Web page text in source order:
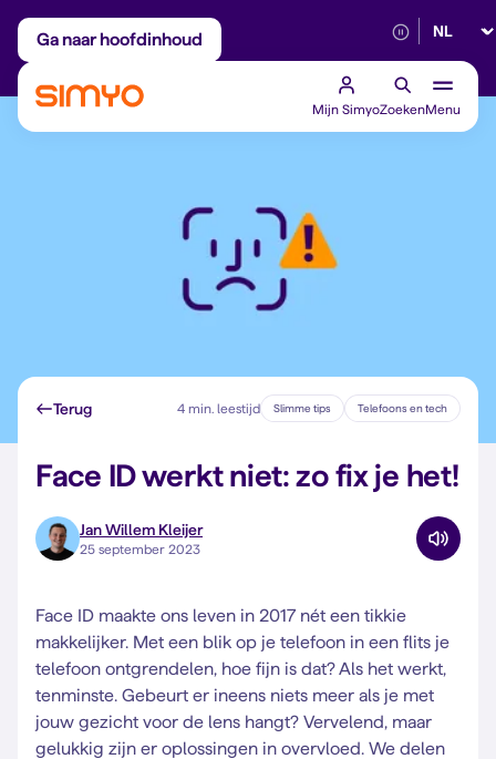
Ga naar hoofdinhoud
Maandelijks aanpasbaar Betrouwbaar
Mijn SimyoZoekenMenu
Terug 4 min. leestijd Slimme tips Telefoons en tech
Face ID werkt niet: zo fix je het!
Jan Willem Kleijer
25 september 2023
Face ID maakte ons leven in 2017 nét een tikkie
makkelijker. Met een blik op je telefoon in een flits je
telefoon ontgrendelen, hoe fijn is dat? Als het werkt,
tenminste. Gebeurt er ineens niets meer als je met
jouw gezicht voor de lens hangt? Vervelend, maar
gelukkig zijn er oplossingen in overvloed. We delen